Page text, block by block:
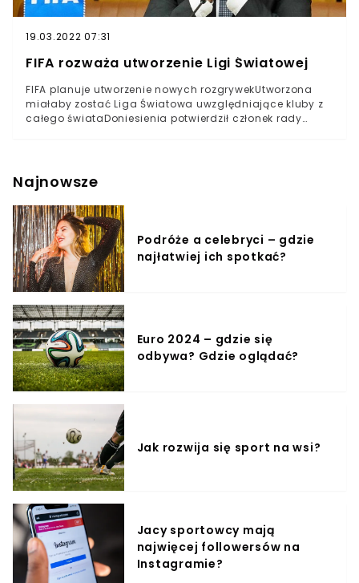
19.03.2022 07:31
FIFA rozważa utworzenie Ligi Światowej
FIFA planuje utworzenie nowych rozgrywekUtworzona
miałaby zostać Liga Światowa uwzględniające kluby z
całego świataDoniesienia potwierdził członek rady
klubów z Premier League, Serie A i La Liga.Teraz
światowa organizacja ustami jednego ze swoich
wysoko postawionych członków informuje o
rozgrywkach podobnych do Superligi, ale rozszerzonych
na kluby z pozostałych kontynentów.
Najnowsze
Podróże a celebryci – gdzie
najłatwiej ich spotkać?
Euro 2024 – gdzie się
odbywa? Gdzie oglądać?
Jak rozwija się sport na wsi?
Jacy sportowcy mają
najwięcej followersów na
Instagramie?